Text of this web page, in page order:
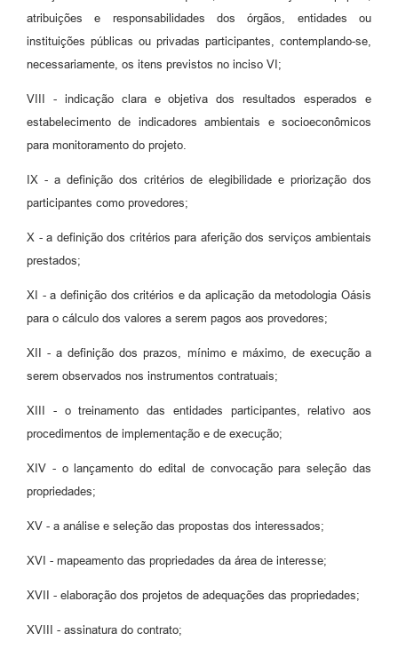
atribuições e responsabilidades dos órgãos, entidades ou
instituições públicas ou privadas participantes, contemplando-se,
necessariamente, os itens previstos no inciso VI;
VIII - indicação clara e objetiva dos resultados esperados e
estabelecimento de indicadores ambientais e socioeconômicos
para monitoramento do projeto.
IX - a definição dos critérios de elegibilidade e priorização dos
participantes como provedores;
X - a definição dos critérios para aferição dos serviços ambientais
prestados;
XI - a definição dos critérios e da aplicação da metodologia Oásis
para o cálculo dos valores a serem pagos aos provedores;
XII - a definição dos prazos, mínimo e máximo, de execução a
serem observados nos instrumentos contratuais;
XIII - o treinamento das entidades participantes, relativo aos
procedimentos de implementação e de execução;
XIV - o lançamento do edital de convocação para seleção das
propriedades;
XV - a análise e seleção das propostas dos interessados;
XVI - mapeamento das propriedades da área de interesse;
XVII - elaboração dos projetos de adequações das propriedades;
XVIII - assinatura do contrato;